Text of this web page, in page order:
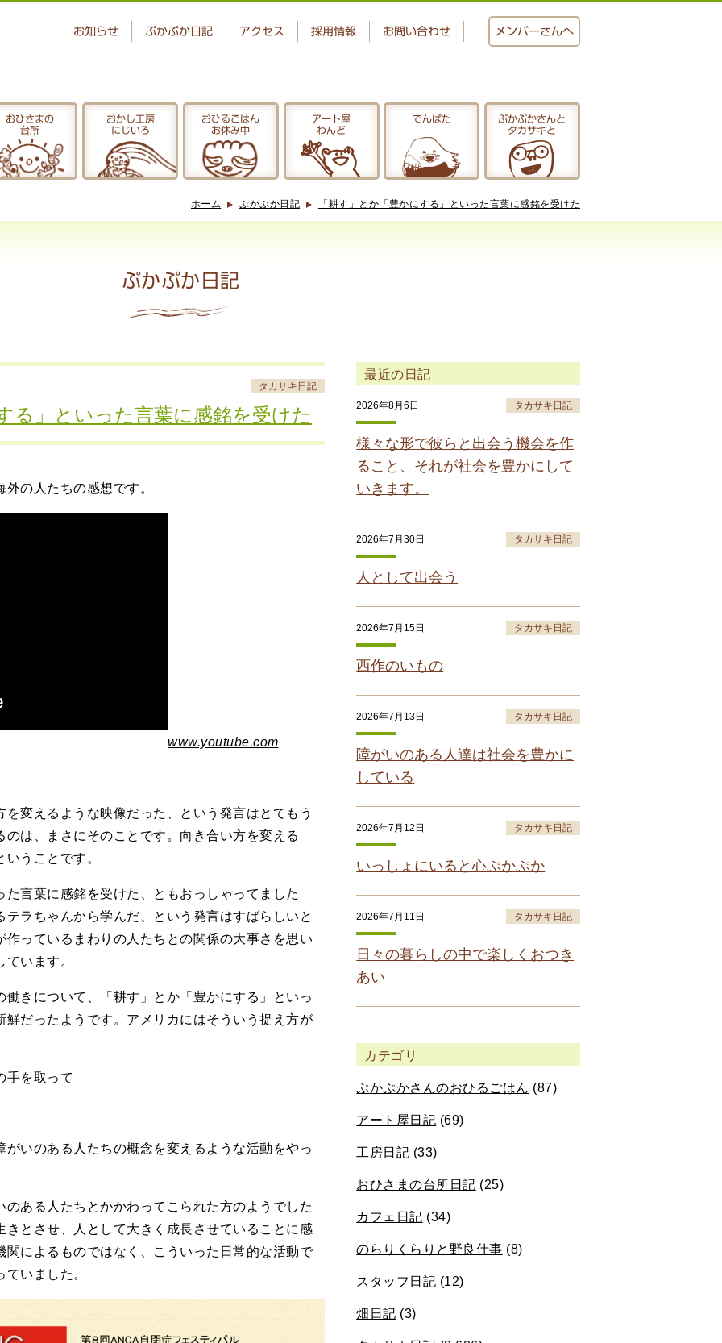
お知らせ ぷかぷか日記 アクセス 採用情報 お問い合わせ メンバーさんへ
ぷかぷか
おかし工房
ぷかぷか日記
おひさまの
台所
おかし工房
にじいろ
おひるごはん
お休み中
アート屋
わんど
でんぱた
ぷかぷかさんと
タカサキと
ホーム ぷかぷか日記 「耕す」とか「豊かにする」といった言葉に感銘を受けた
ぷかぷか日記
タカサキ日記
る」といった言葉に感銘を受けた
の人たちの感想です。
www.youtube.com
変えるような映像だった、という発言はとてもう
は、まさにそのことです。向き合い方を変える
うことです。
言葉に感銘を受けた、ともおっしゃってました
ラちゃんから学んだ、という発言はすばらしいと
っているまわりの人たちとの関係の大事さを思い
います。
きについて、「耕す」とか「豊かにする」といっ
だったようです。アメリカにはそういう捉え方が
手を取って
いのある人たちの概念を変えるような活動をやっ
ある人たちとかかわってこられた方のようでした
とさせ、人として大きく成長させていることに感
によるものではなく、こういった日常的な活動で
いました。
最近の日記
2026年8月6日 タカサキ日記
様々な形で彼らと出会う機会を作
ること、それが社会を豊かにして
いきます。
2026年7月30日 タカサキ日記
人として出会う
2026年7月15日 タカサキ日記
西作のいもの
2026年7月13日 タカサキ日記
障がいのある人達は社会を豊かに
している
2026年7月12日 タカサキ日記
いっしょにいると心ぷかぷか
2026年7月11日 タカサキ日記
日々の暮らしの中で楽しくおつき
あい
カテゴリ
ぷかぷかさんのおひるごはん (87)
アート屋日記 (69)
工房日記 (33)
おひさまの台所日記 (25)
カフェ日記 (34)
のらりくらりと野良仕事 (8)
スタッフ日記 (12)
畑日記 (3)